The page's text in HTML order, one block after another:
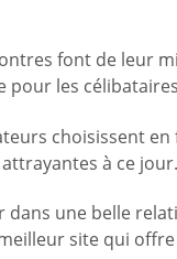
font de leur
pour les
choisissent
à ce jour.
dans une belle
site qui